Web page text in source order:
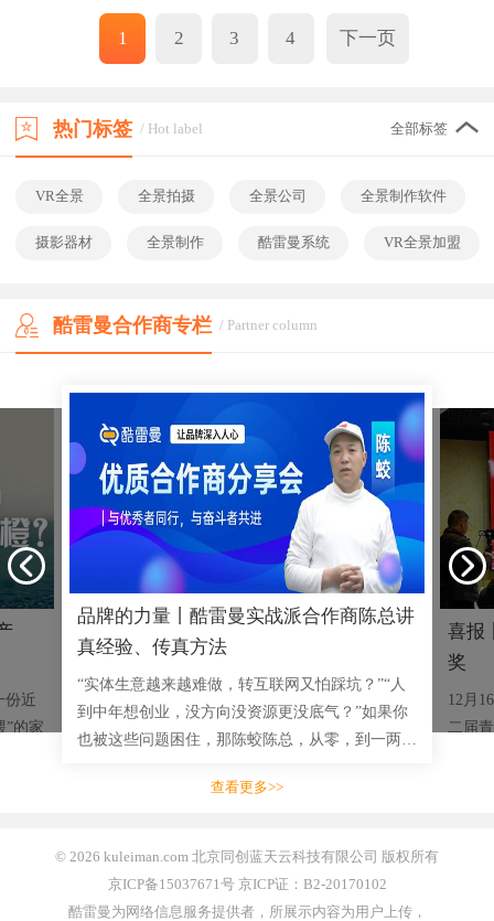
1 2 3 4 下一页
热门标签 / Hot label 全部标签
VR全景 全景拍摄 全景公司 全景制作软件
摄影器材 全景制作 酷雷曼系统 VR全景加盟
酷雷曼合作商专栏 / Partner column
份近
”的家
品牌的力量丨酷雷曼实战派合作商陈总讲
真经验、传真方法
“实体生意越来越难做，转互联网又怕踩坑？”“人
到中年想创业，没方向没资源更没底气？”如果你
也被这些问题困住，那陈蛟陈总，从零，到一两千
绩说话的创业者，将毫无
喜报
奖
12月
二届
查看更多>>
© 2026 kuleiman.com 北京同创蓝天云科技有限公司 版权所有
京ICP备15037671号 京ICP证：B2-20170102
酷雷曼为网络信息服务提供者，所展示内容为用户上传，